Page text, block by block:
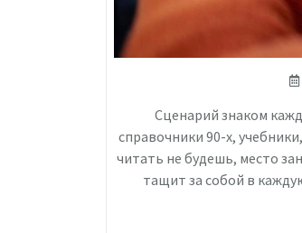
Сценарий знаком
справочники 90-х,
читать не будешь, место
тащит за собой в